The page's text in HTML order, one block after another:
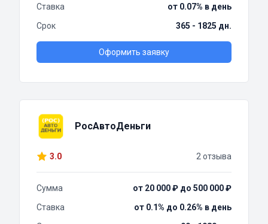
Ставка
от 0.07% в день
Срок
365 - 1825 дн.
Оформить заявку
РосАвтоДеньги
3.0 2 отзыва
Сумма
от 20 000 ₽ до 500 000 ₽
Ставка
от 0.1% до 0.26% в день